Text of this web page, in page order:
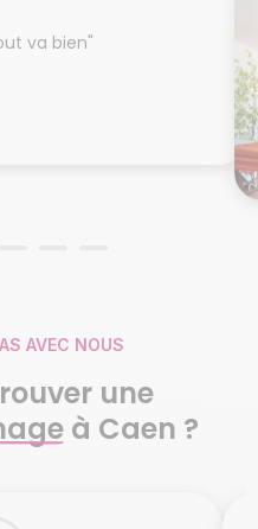
va bien"
AVEC NOUS
une
à Caen ?